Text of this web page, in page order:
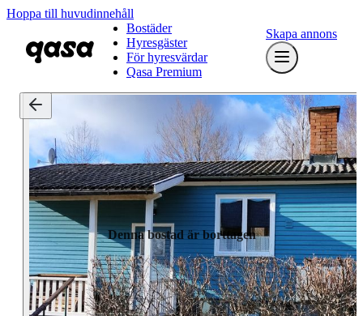
Hoppa till huvudinnehåll
Bostäder
Hyresgäster
För hyresvärdar
Qasa Premium
Skapa annons
Denna bostad är borttagen